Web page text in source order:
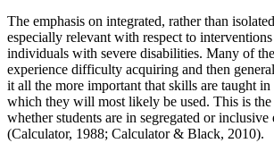
The emphasis on integrated, rather than
especially relevant with respect to
individuals with severe disabilities. Many of
experience difficulty acquiring and then
it all the more important that skills are taught in
which they will most likely be used. This is the
whether students are in segregated or inclusive
(Calculator, 1988; Calculator & Black, 2010).